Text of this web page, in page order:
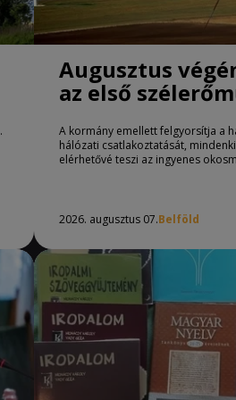
Augusztus
az első
A kormány emellett felgyorsítja a
hálózati csatlakoztatását,
elérhetővé teszi az ingyenes
2026. augusztus 07.Belföld